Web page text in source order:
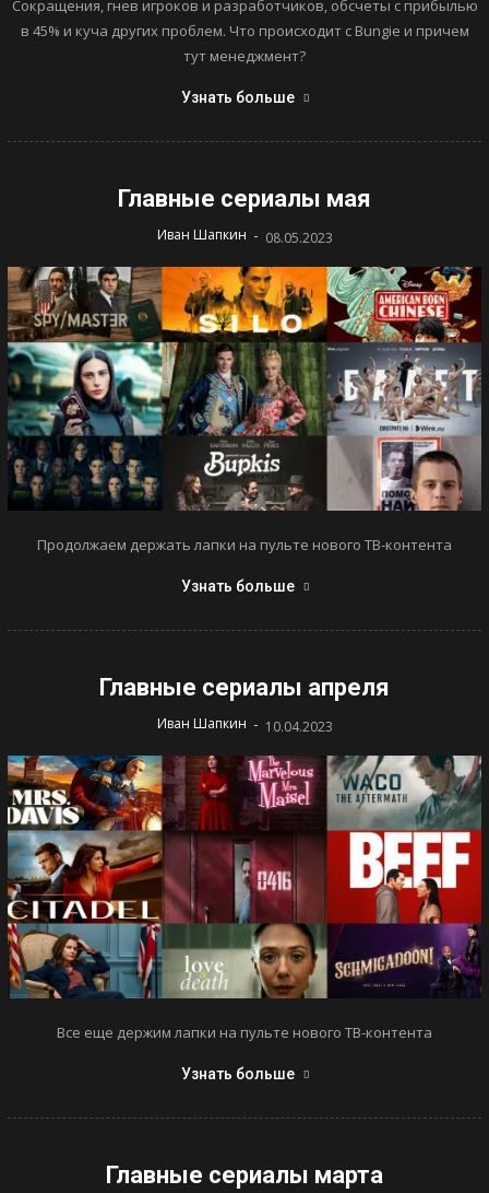
Сокращения, гнев игроков и разработчиков, обсчеты с прибылью
в 45% и куча других проблем. Что происходит с Bungie и причем
тут менеджмент?
Узнать больше
Главные сериалы мая
Иван Шапкин - 08.05.2023
Продолжаем держать лапки на пульте нового ТВ-контента
Узнать больше
Главные сериалы апреля
Иван Шапкин - 10.04.2023
Все еще держим лапки на пульте нового ТВ-контента
Узнать больше
Главные сериалы марта